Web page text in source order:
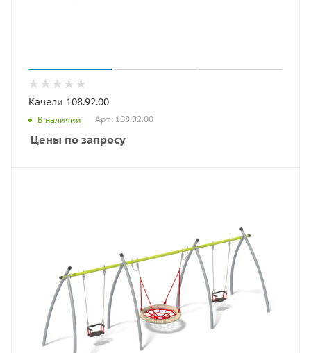
Качели 108.92.00
В наличии Арт.: 108.92.00
Цены по запросу